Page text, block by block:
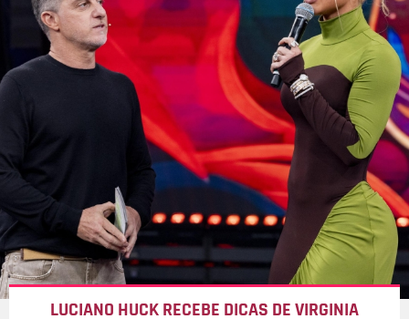
LUCIANO HUCK RECEBE DICAS DE VIRGINIA